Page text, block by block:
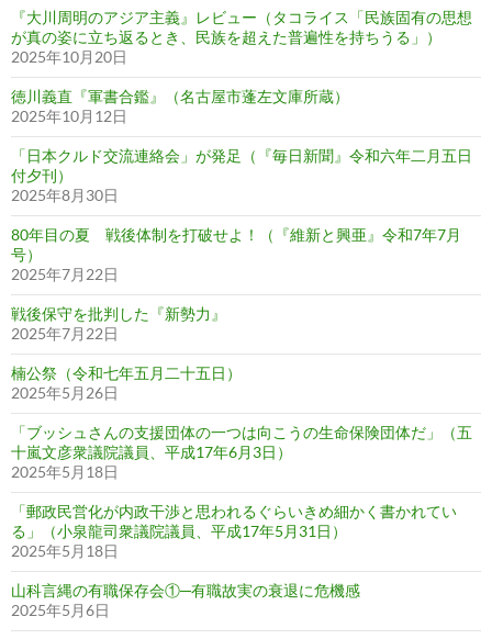
『大川周明のアジア主義』レビュー（タコライス「民族固有の思想
が真の姿に立ち返るとき、民族を超えた普遍性を持ちうる」）
2025年10月20日
徳川義直『軍書合鑑』（名古屋市蓬左文庫所蔵）
2025年10月12日
「日本クルド交流連絡会」が発足（『毎日新聞』令和六年二月五日
付夕刊）
2025年8月30日
80年目の夏 戦後体制を打破せよ！（『維新と興亜』令和7年7月
号）
2025年7月22日
戦後保守を批判した『新勢力』
2025年7月22日
楠公祭（令和七年五月二十五日）
2025年5月26日
「ブッシュさんの支援団体の一つは向こうの生命保険団体だ」（五
十嵐文彦衆議院議員、平成17年6月3日）
2025年5月18日
「郵政民営化が内政干渉と思われるぐらいきめ細かく書かれてい
る」（小泉龍司衆議院議員、平成17年5月31日）
2025年5月18日
山科言縄の有職保存会①─有職故実の衰退に危機感
2025年5月6日